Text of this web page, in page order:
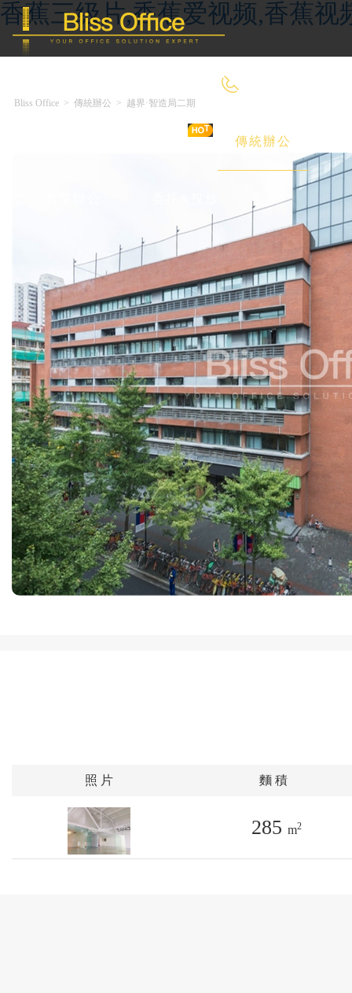
香蕉三级片,香蕉爱视频,香蕉视
傳統辦公
Bliss Office > 傳統辦公 > 越界·智造局二期
照 片 麵 積
285 m2